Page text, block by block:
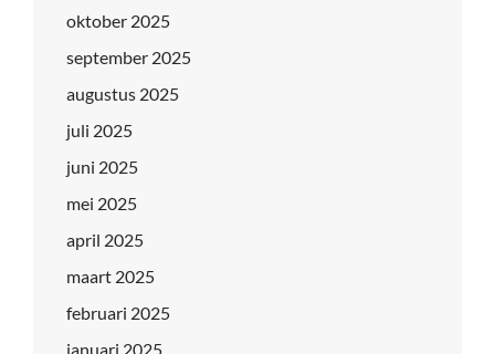
oktober 2025
september 2025
augustus 2025
juli 2025
juni 2025
mei 2025
april 2025
maart 2025
februari 2025
januari 2025